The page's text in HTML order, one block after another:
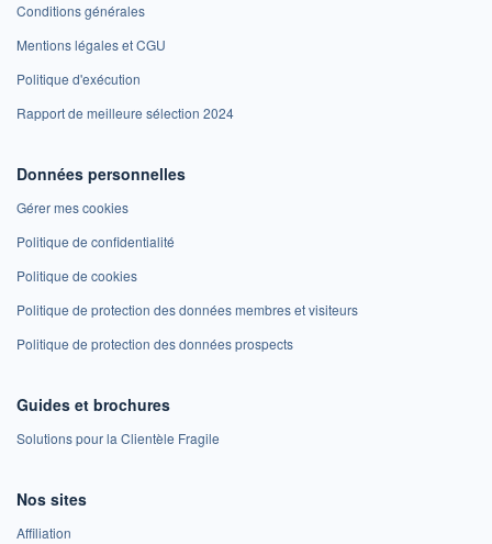
Conditions générales
Mentions légales et CGU
Politique d'exécution
Rapport de meilleure sélection 2024
Données personnelles
Gérer mes cookies
Politique de confidentialité
Politique de cookies
Politique de protection des données membres et visiteurs
Politique de protection des données prospects
Guides et brochures
Solutions pour la Clientèle Fragile
Nos sites
Affiliation